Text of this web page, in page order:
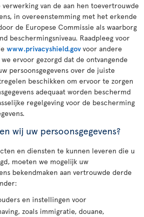
van de aan hen toevertrouwde
in overeenstemming met het erkende
de Europese Commissie als waarborg
beschermingsniveau. Raadpleeg voor
www.privacyshield.gov voor andere
ervoor gezorgd dat de ontvangende
persoonsgegevens over de juiste
beschikken om ervoor te zorgen
adequaat worden beschermd
regelgeving voor de bescherming
wij uw persoonsgegevens?
en diensten te kunnen leveren die u
moeten we mogelijk uw
bekendmaken aan vertrouwde derde
en instellingen voor
zoals immigratie, douane,